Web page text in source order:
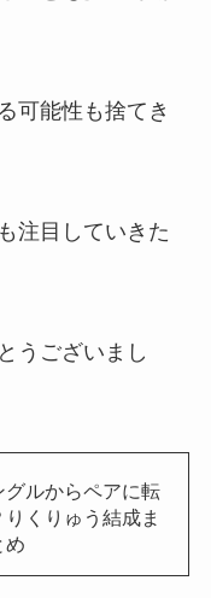
可能性も捨てき
注目していきた
うございまし
グルからペアに転
くりゅう結成ま
め